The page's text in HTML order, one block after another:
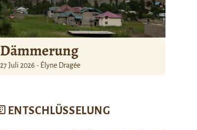
Dämmerung
27 Juli 2026 - Élyne Dragée
ENTSCHLÜSSELUNG